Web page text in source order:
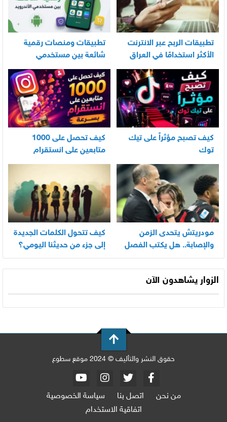
تطبيقات الربح عبر الانترنت
الأكثر استخدامًا في العراق
تطبيقات ومنصات رقمية
شائعة بين مستخدمي
الأندرويد
كيف تصبح مؤثراً على تيك
توك
كيف تحصل على 1000
متابعين على انستقرام
بسرعة
مودريتش يتحدى الزمن
والإصابة.. هل يكتب الفصل
الأخير في أسطورته
المونديالية؟
كيف تتحول الكلمات الجديدة
إلى جزء من حديثنا اليومي؟
الزوار يشاهدون الآن
حقوق النشر والتأليف © 2024 موقع سطوع
من نحن اتصل بنا
سياسة الخصوصية
اتفاقية الاستخدام